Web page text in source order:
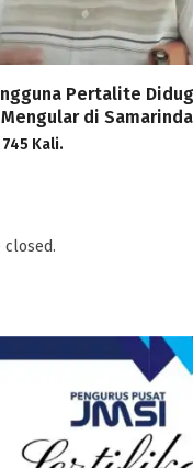
Pertalite
Mengular di Samarinda
Kali.
closed.